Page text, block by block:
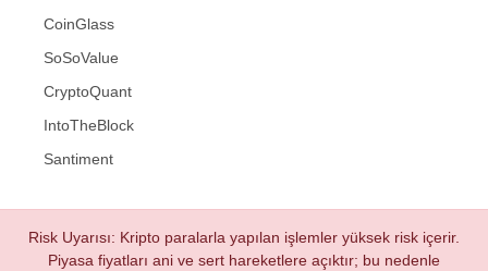
CoinGlass
SoSoValue
CryptoQuant
IntoTheBlock
Santiment
Risk Uyarısı: Kripto paralarla yapılan işlemler yüksek risk içerir.
Piyasa fiyatları ani ve sert hareketlere açıktır; bu nedenle